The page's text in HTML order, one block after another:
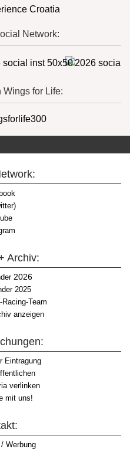
Network:
Wings for Life:
Archiv:
2026
2025
Team
anzeigen
Eintragung
verlinken
mit uns!
Werbung